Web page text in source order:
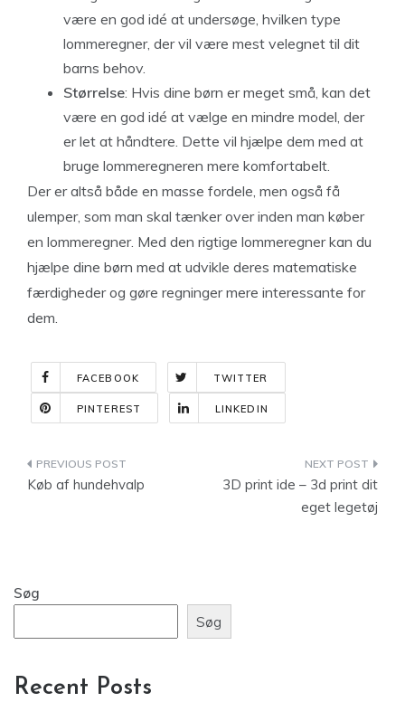
være en god idé at undersøge, hvilken type
lommeregner, der vil være mest velegnet til dit
barns behov.
Størrelse: Hvis dine børn er meget små, kan det
være en god idé at vælge en mindre model, der
er let at håndtere. Dette vil hjælpe dem med at
bruge lommeregneren mere komfortabelt.
Der er altså både en masse fordele, men også få
ulemper, som man skal tænker over inden man køber
en lommeregner. Med den rigtige lommeregner kan du
hjælpe dine børn med at udvikle deres matematiske
færdigheder og gøre regninger mere interessante for
dem.
FACEBOOK TWITTER
PINTEREST LINKEDIN
Indlægsnavigation
Køb af hundehvalp
3D print ide – 3d print dit
eget legetøj
Søg
Søg
Recent Posts